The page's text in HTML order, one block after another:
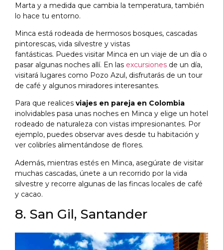
Marta y a medida que cambia la temperatura, también
lo hace tu entorno.
Minca está rodeada de hermosos bosques, cascadas
pintorescas, vida silvestre y vistas
fantásticas. Puedes visitar Minca en un viaje de un día o
pasar algunas noches allí. En las excursiones de un día,
visitará lugares como Pozo Azul, disfrutarás de un tour
de café y algunos miradores interesantes.
Para que realices viajes en pareja en Colombia
inolvidables pasa unas noches en Minca y elige un hotel
rodeado de naturaleza con vistas impresionantes. Por
ejemplo, puedes observar aves desde tu habitación y
ver colibríes alimentándose de flores.
Además, mientras estés en Minca, asegúrate de visitar
muchas cascadas, únete a un recorrido por la vida
silvestre y recorre algunas de las fincas locales de café
y cacao.
8. San Gil, Santander